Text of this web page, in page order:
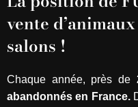
vente
salons !
Chaque année, près de
abandonnés en France.